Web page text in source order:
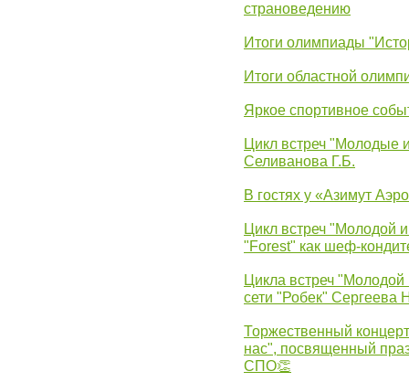
страноведению
Итоги олимпиады
Итоги областной
Яркое спортивное
Цикл встреч "Молодые
Селиванова Г.Б.
В гостях у «Азимут
Цикл встреч "Молодой
"Forest" как шеф-
Цикла встреч
сети "Робек" Сергеева
Торжественный
нас", посвященный
СПО👏